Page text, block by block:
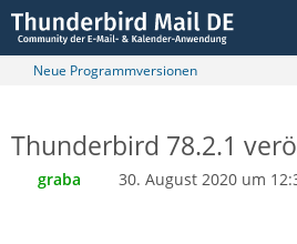
Neue Programmversionen
Thunderbird 78.2.1
graba 30. August 2020 um